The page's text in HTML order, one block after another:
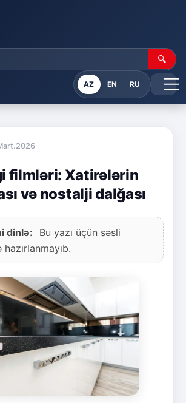
🔍
AZ EN RU
filmləri: Xatirələrin
və nostalji dalğası
dinlə:
Bu yazı üçün səsli